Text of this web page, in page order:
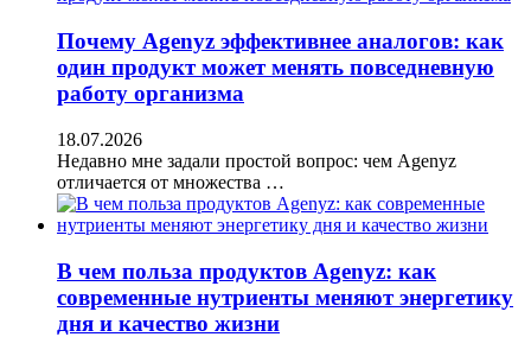
Почему Agenyz эффективнее аналогов: как
один продукт может менять повседневную
работу организма
18.07.2026
Недавно мне задали простой вопрос: чем Agenyz
отличается от множества …
В чем польза продуктов Agenyz: как
современные нутриенты меняют энергетику
дня и качество жизни